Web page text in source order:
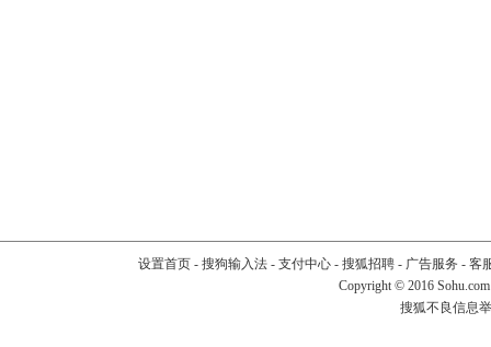
设置首页- 搜狗输入法- 支付中心- 搜狐招聘- 广告服务 - 客
Copyright © 2016
搜狐不良信息